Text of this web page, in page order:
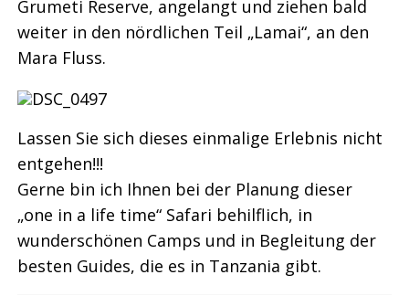
Grumeti Reserve, angelangt und ziehen bald
weiter in den nördlichen Teil „Lamai“, an den
Mara Fluss.
Lassen Sie sich dieses einmalige Erlebnis nicht
entgehen!!!
Gerne bin ich Ihnen bei der Planung dieser
„one in a life time“ Safari behilflich, in
wunderschönen Camps und in Begleitung der
besten Guides, die es in Tanzania gibt.